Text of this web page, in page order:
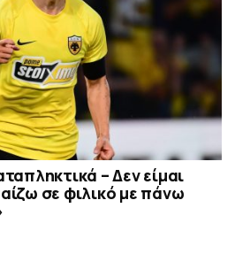
– Δεν είμαι
σε φιλικό με πάνω